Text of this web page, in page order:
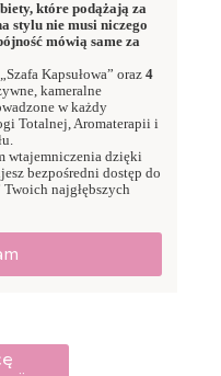
które podążają za
stylu nie musi niczego
mówią same za
Kapsułowa” oraz 4
kameralne
w każdy
Totalnej, Aromaterapii i
wtajemniczenia dzięki
bezpośredni dostęp do
najgłębszych